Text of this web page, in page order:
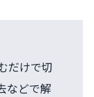
だけで切
などで解